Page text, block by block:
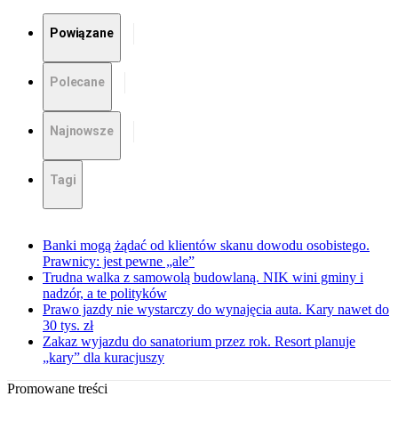
Powiązane
Polecane
Najnowsze
Tagi
Banki mogą żądać od klientów skanu dowodu osobistego.
Prawnicy: jest pewne „ale”
Trudna walka z samowolą budowlaną. NIK wini gminy i
nadzór, a te polityków
Prawo jazdy nie wystarczy do wynajęcia auta. Kary nawet do
30 tys. zł
Zakaz wyjazdu do sanatorium przez rok. Resort planuje
„kary” dla kuracjuszy
Promowane treści